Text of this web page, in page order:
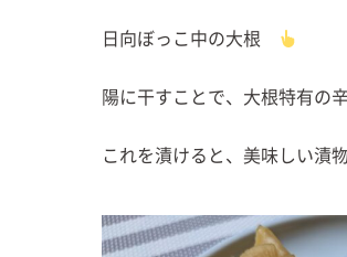
日向ぼっこ中の大根
陽に干すことで、大根特有の
これを漬けると、美味しい漬